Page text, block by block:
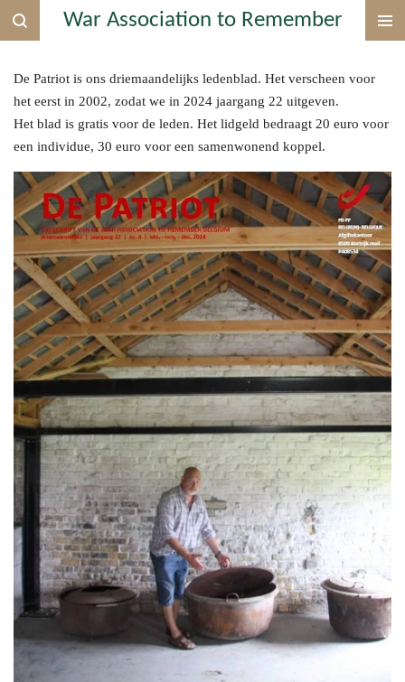
Ga
direct
de
hoofdinhoud
War Association to Remember
De Patriot is ons driemaandelijks ledenblad. Het verscheen voor
het eerst in 2002, zodat we in 2024 jaargang 22 uitgeven.
Het blad is gratis voor de leden. Het lidgeld bedraagt 20 euro voor
een individue, 30 euro voor een samenwonend koppel.